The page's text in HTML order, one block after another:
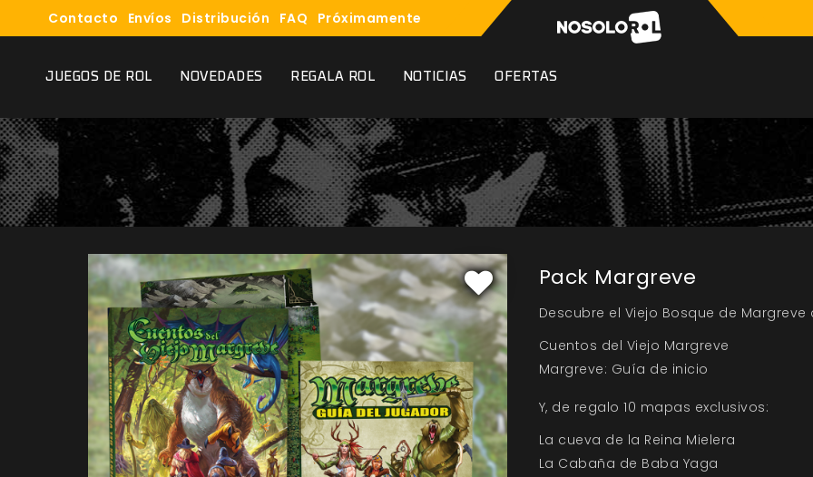
Contacto Envíos Distribución FAQ Próximamente
JUEGOS DE ROL NOVEDADES REGALA ROL NOTICIAS OFERTAS
Pack Margreve
Descubre el Viejo Bosque de Margreve
Cuentos del Viejo Margreve
Margreve: Guía de inicio
Y, de regalo 10 mapas exclusivos:
La cueva de la Reina Mielera
La Cabaña de Baba Yaga